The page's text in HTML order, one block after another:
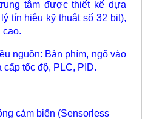
tâm được thiết kế dựa
tín hiệu kỹ thuật số 32 bit),
cao.
nguồn: Bàn phím, ngõ vào
cấp tốc độ, PLC, PID.
cảm biến (Sensorless